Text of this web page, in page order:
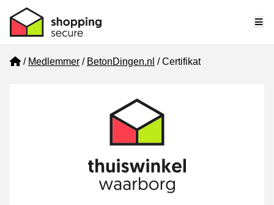
Home
Medlemmer BetonDingen.nl Certifikat